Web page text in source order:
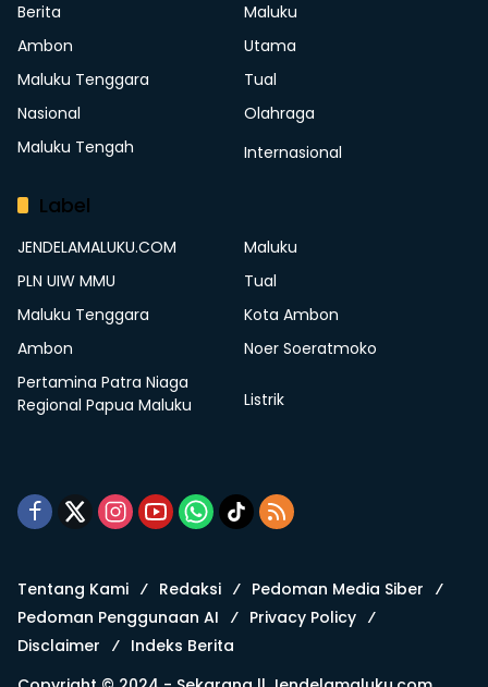
Berita
Maluku
Ambon
Utama
Maluku Tenggara
Tual
Nasional
Olahraga
Maluku Tengah
Internasional
Label
JENDELAMALUKU.COM
Maluku
PLN UIW MMU
Tual
Maluku Tenggara
Kota Ambon
Ambon
Noer Soeratmoko
Pertamina Patra Niaga
Regional Papua Maluku
Listrik
Tentang Kami Redaksi
Pedoman Media Siber
Pedoman Penggunaan AI
Privacy Policy
Disclaimer
Indeks Berita